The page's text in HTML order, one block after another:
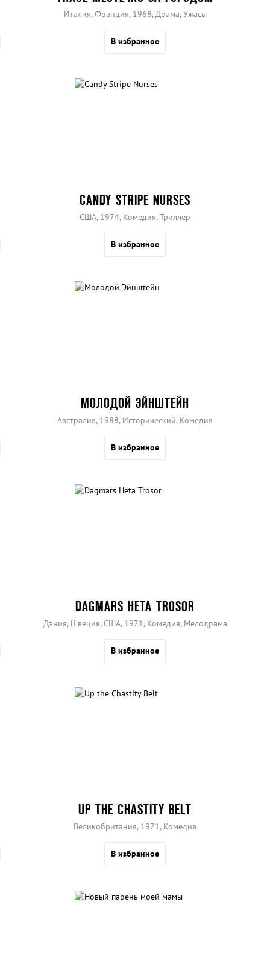
Италия, Франция, 1968, Драма, Ужасы
В избранное
CANDY STRIPE NURSES
США, 1974, Комедия, Триллер
В избранное
МОЛОДОЙ ЭЙНШТЕЙН
Австралия, 1988, Исторический, Комедия
В избранное
DAGMARS HETA TROSOR
Дания, Швеция, США, 1971, Комедия, Мелодрама
В избранное
UP THE CHASTITY BELT
Великобритания, 1971, Комедия
В избранное